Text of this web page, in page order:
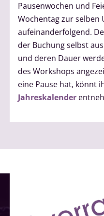
Pausenwochen und
Wochentag zur selben
aufeinanderfolgend.
der Buchung selbst
und deren Dauer
des Workshops
eine Pause hat, könnt
Jahreskalender